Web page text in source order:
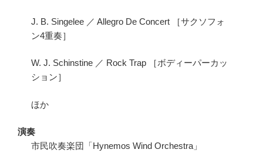
J. B. Singelee ／ Allegro De Concert ［サクソフォ
ン4重奏］
W. J. Schinstine ／ Rock Trap ［ボディーパーカッ
ション］
ほか
演奏
市民吹奏楽団「Hynemos Wind Orchestra」